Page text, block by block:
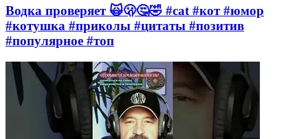
Водка проверяет 🙀🫢🤔🤣 #cat #кот #юмор
#котушка #приколы #цитаты #позитив
#популярное #топ